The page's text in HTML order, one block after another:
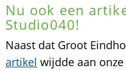
Nu ook een
Studio040!
Naast dat Groot
artikel wijdde aan